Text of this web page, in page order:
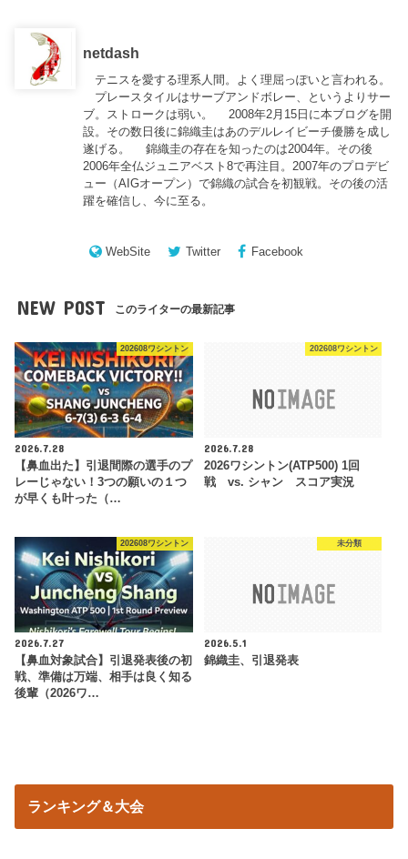
netdash
テニスを愛する理系人間。よく理屈っぽいと言われる。
プレースタイルはサーブアンドボレー、というよりサー
ブ。ストロークは弱い。 2008年2月15日に本ブログを開
設。その数日後に錦織圭はあのデルレイビーチ優勝を成し
遂げる。 錦織圭の存在を知ったのは2004年。その後
2006年全仏ジュニアベスト8で再注目。2007年のプロデビ
ュー（AIGオープン）で錦織の試合を初観戦。その後の活
躍を確信し、今に至る。
WebSite Twitter Facebook
NEW POST このライターの最新記事
202608ワシントン
2026.7.28
【鼻血出た】引退間際の選手のプ
レーじゃない！3つの願いの１つ
が早くも叶った（…
202608ワシントン
2026.7.28
2026ワシントン(ATP500) 1回
戦 vs. シャン スコア実況
202608ワシントン
2026.7.27
【鼻血対象試合】引退発表後の初
戦、準備は万端、相手は良く知る
後輩（2026ワ…
未分類
2026.5.1
錦織圭、引退発表
ランキング＆大会